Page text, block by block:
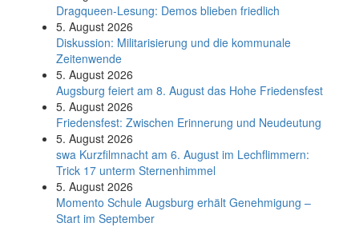
Dragqueen-Lesung: Demos blieben friedlich
5. August 2026
Diskussion: Mi­li­ta­ri­sie­rung und die kommunale
Zeitenwende
5. August 2026
Augsburg feiert am 8. August das Hohe Friedensfest
5. August 2026
Friedensfest: Zwischen Erinnerung und Neudeutung
5. August 2026
swa Kurz­film­nacht am 6. August im Lech­flim­mern:
Trick 17 unterm Sternen­himmel
5. August 2026
Momento Schule Augsburg erhält Genehmigung –
Start im September